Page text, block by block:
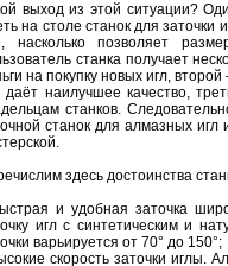
выход из этой ситуации?
на столе станок для заточки
насколько позволяет
станка получает
на покупку новых игл,
даёт наилучшее качество,
станков.
станок для алмазных игл
здесь достоинства
и удобная заточка
игл с синтетическим и
варьируется от 70° до 150°;
скорость заточки иглы.